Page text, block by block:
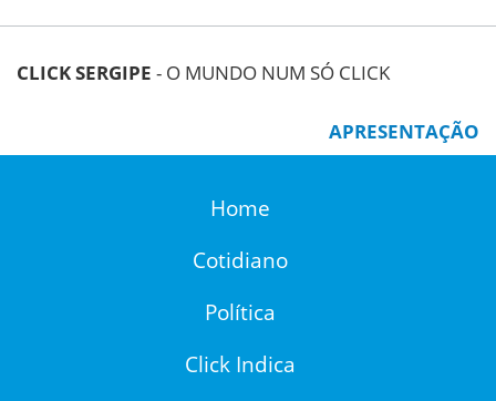
CLICK SERGIPE - O MUNDO NUM SÓ CLICK
APRESENTAÇÃO
Home
Cotidiano
Política
Click Indica